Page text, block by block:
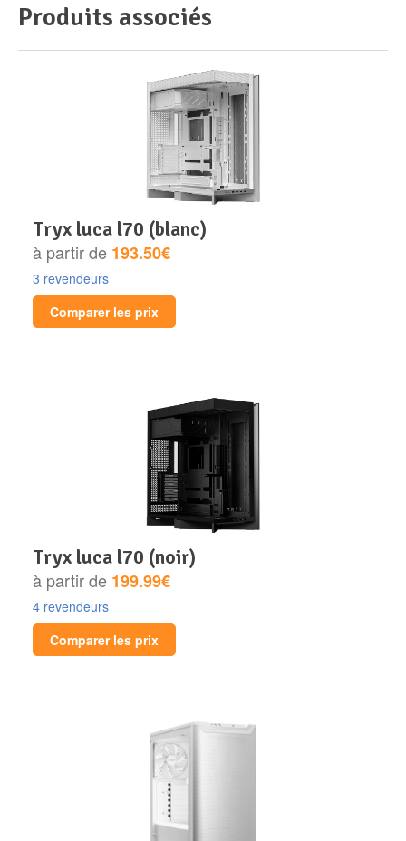
Produits associés
tryx luca l70 (blanc)
à partir de 193.50€
3 revendeurs
Comparer les prix
tryx luca l70 (noir)
à partir de 199.99€
4 revendeurs
Comparer les prix